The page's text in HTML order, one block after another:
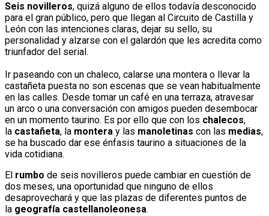
Seis novilleros, quizá alguno de ellos todavía desconocido
para el gran público, pero que llegan al Circuito de Castilla y
León con las intenciones claras, dejar su sello, su
personalidad y alzarse con el galardón que les acredita como
triunfador del serial.
Ir paseando con un chaleco, calarse una montera o llevar la
castañeta puesta no son escenas que se vean habitualmente
en las calles. Desde tomar un café en una terraza, atravesar
un arco o una conversación con amigos pueden desembocar
en un momento taurino. Es por ello que con los chalecos,
la castañeta, la montera y las manoletinas con las medias,
se ha buscado dar ese énfasis taurino a situaciones de la
vida cotidiana.
El rumbo de seis novilleros puede cambiar en cuestión de
dos meses, una oportunidad que ninguno de ellos
desaprovechará y que las plazas de diferentes puntos de
la geografía castellanoleonesa.